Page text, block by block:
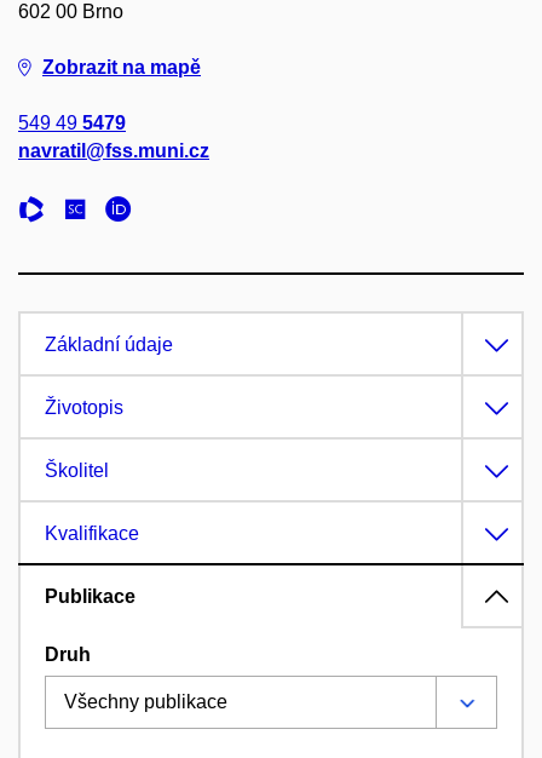
602 00 Brno
Zobrazit na mapě
549 49 5479
navratil@fss.muni.cz
Základní údaje
Životopis
Školitel
Kvalifikace
Publikace
Druh